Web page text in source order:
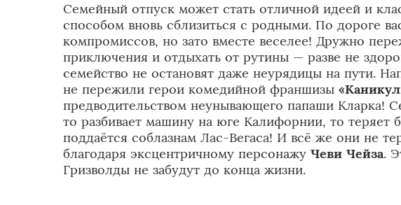
Семейный отпуск может стать отличной идеей и
способом вновь сблизиться с родными. По дороге
компромиссов, но зато вместе веселее! Дружно
приключения и отдыхать от рутины — разве не
семейство не остановят даже неурядицы на пути.
не пережили герои комедийной франшизы
предводительством неунывающего папаши Кларка!
то разбивает машину на юге Калифорнии, то теряет
поддаётся соблазнам Лас-Вегаса! И всё же они не
благодаря эксцентричному персонажу Чеви Чейза.
Гризволды не забудут до конца жизни.